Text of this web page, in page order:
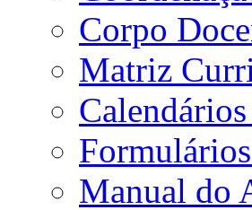
Corpo
Matriz
Manual do